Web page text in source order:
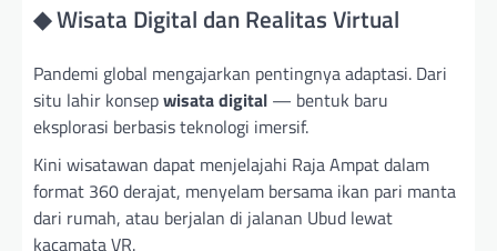
◆ Wisata Digital dan Realitas Virtual
Pandemi global mengajarkan pentingnya adaptasi. Dari
situ lahir konsepwisata digital — bentuk baru
eksplorasi berbasis teknologi imersif.
Kini wisatawan dapat menjelajahi Raja Ampat dalam
format 360 derajat, menyelam bersama ikan pari manta
dari rumah, atau berjalan di jalanan Ubud lewat
kacamata VR.